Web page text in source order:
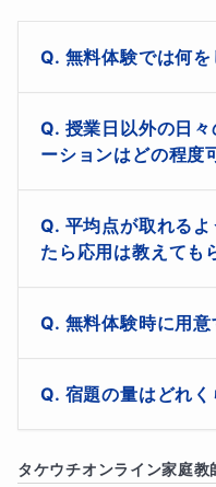
⭐️コースの説明⭐️
このコースは
【月額通年コース】
【テストの平均点を
【基礎ができていな
無料体験では何を
無料体験で行うことは
続確認をします。オン
ができないためです。
どを行います。次に簡
自己紹介をしながらど
いたいかなどをヒアリ
質問したいことや指導
ら、事前に準備をお願
予定しております。保
ません。
授業日以外の日
ーションはどの程度
勉強方法のアドバイス
ックしてもらいたい、
も質問したい場合はオ
ョンコースを作成しま
質問量にもよりますが
ご相談ください。
平均点が取れる
たら応用は教えても
生徒さんのレベルに合
す。このコースのまま
ですし、更に易しく基
構いません。
無料体験時に用
用意していただきたい
ライン接続をしていた
ウェアです。タブレッ
ドウェアにインストー
宿題の量はどれ
【無理なく】【継続で
タケウチオンライン家庭教